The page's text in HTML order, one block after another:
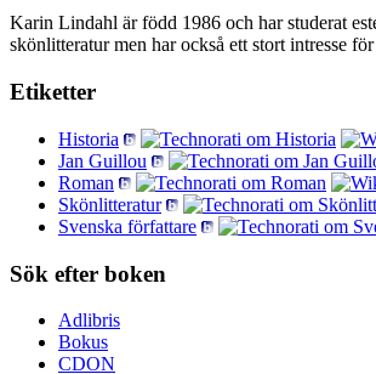
Karin Lindahl är född 1986 och har studerat
skönlitteratur men har också ett stort intresse
Etiketter
Historia
Jan Guillou
Roman
Skönlitteratur
Svenska författare
Sök efter boken
Adlibris
Bokus
CDON